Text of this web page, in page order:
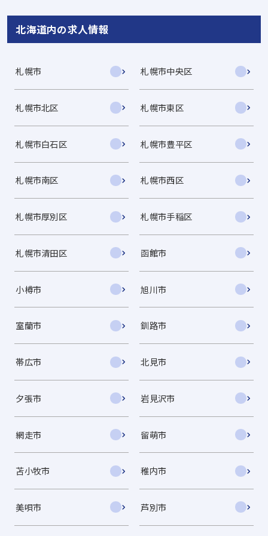
北海道内の求人情報
札幌市 札幌市中央区
札幌市北区 札幌市東区
札幌市白石区 札幌市豊平区
札幌市南区 札幌市西区
札幌市厚別区 札幌市手稲区
札幌市清田区 函館市
小樽市 旭川市
室蘭市 釧路市
帯広市 北見市
夕張市 岩見沢市
網走市 留萌市
苫小牧市 稚内市
美唄市 芦別市